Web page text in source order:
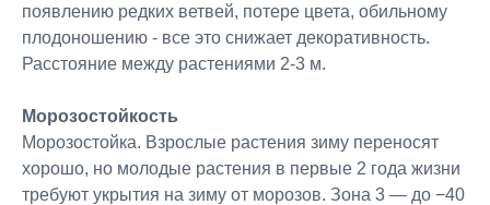
появлению редких ветвей, потере цвета, обильному
плодоношению - все это снижает декоративность.
Расстояние между растениями 2-3 м.
Морозостойкость
Морозостойка. Взрослые растения зиму переносят
хорошо, но молодые растения в первые 2 года жизни
требуют укрытия на зиму от морозов. Зона 3 — до −40